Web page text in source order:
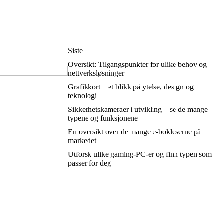
Siste
Oversikt: Tilgangspunkter for ulike behov og
nettverksløsninger
Grafikkort – et blikk på ytelse, design og
teknologi
Sikkerhetskameraer i utvikling – se de mange
typene og funksjonene
En oversikt over de mange e-bokleserne på
markedet
Utforsk ulike gaming-PC-er og finn typen som
passer for deg